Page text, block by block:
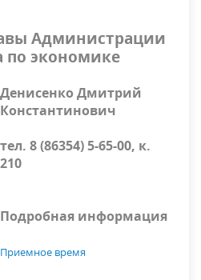
Администрации
по экономике
Денисенко Дмитрий
Константинович
тел. 8 (86354) 5-65-00, к.
210
Подробная информация
Приемное время